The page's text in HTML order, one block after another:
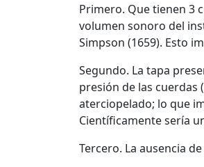
Primero. Que tienen 3
volumen sonoro del
Simpson (1659). Esto
Segundo. La tapa
presión de las cuerdas
aterciopelado; lo que
Científicamente sería
Tercero. La ausencia